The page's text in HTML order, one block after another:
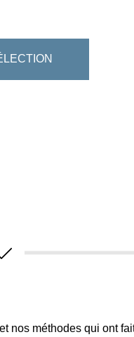
nos méthodes qui ont